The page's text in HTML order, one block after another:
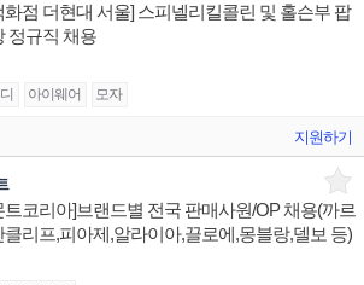
화점 더현대 서울] 스피넬리킬콜린 및 홀슨부 팝
정규직 채용
아이웨어 모자
지원하기
트코리아]브랜드별 전국 판매사원/OP 채용(까르
클리프,피아제,알라이아,끌로에,몽블랑,델보 등)